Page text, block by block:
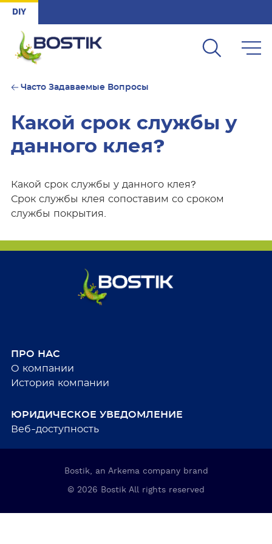
Skip to main content
DIY
Часто Задаваемые Вопросы
Какой срок службы у
данного клея?
Какой срок службы у данного клея?
Срок службы клея сопоставим со сроком
службы покрытия.
ПРО НАС
О компании
История компании
ЮРИДИЧЕСКОЕ УВЕДОМЛЕНИЕ
Веб-доступность
Bostik, an Arkema company brand
© 2026 Bostik All rights reserved